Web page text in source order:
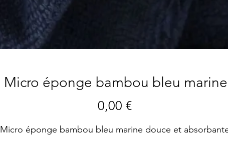
Micro éponge bambou bleu marine
0,00 €Prix
Micro éponge bambou bleu marine douce et